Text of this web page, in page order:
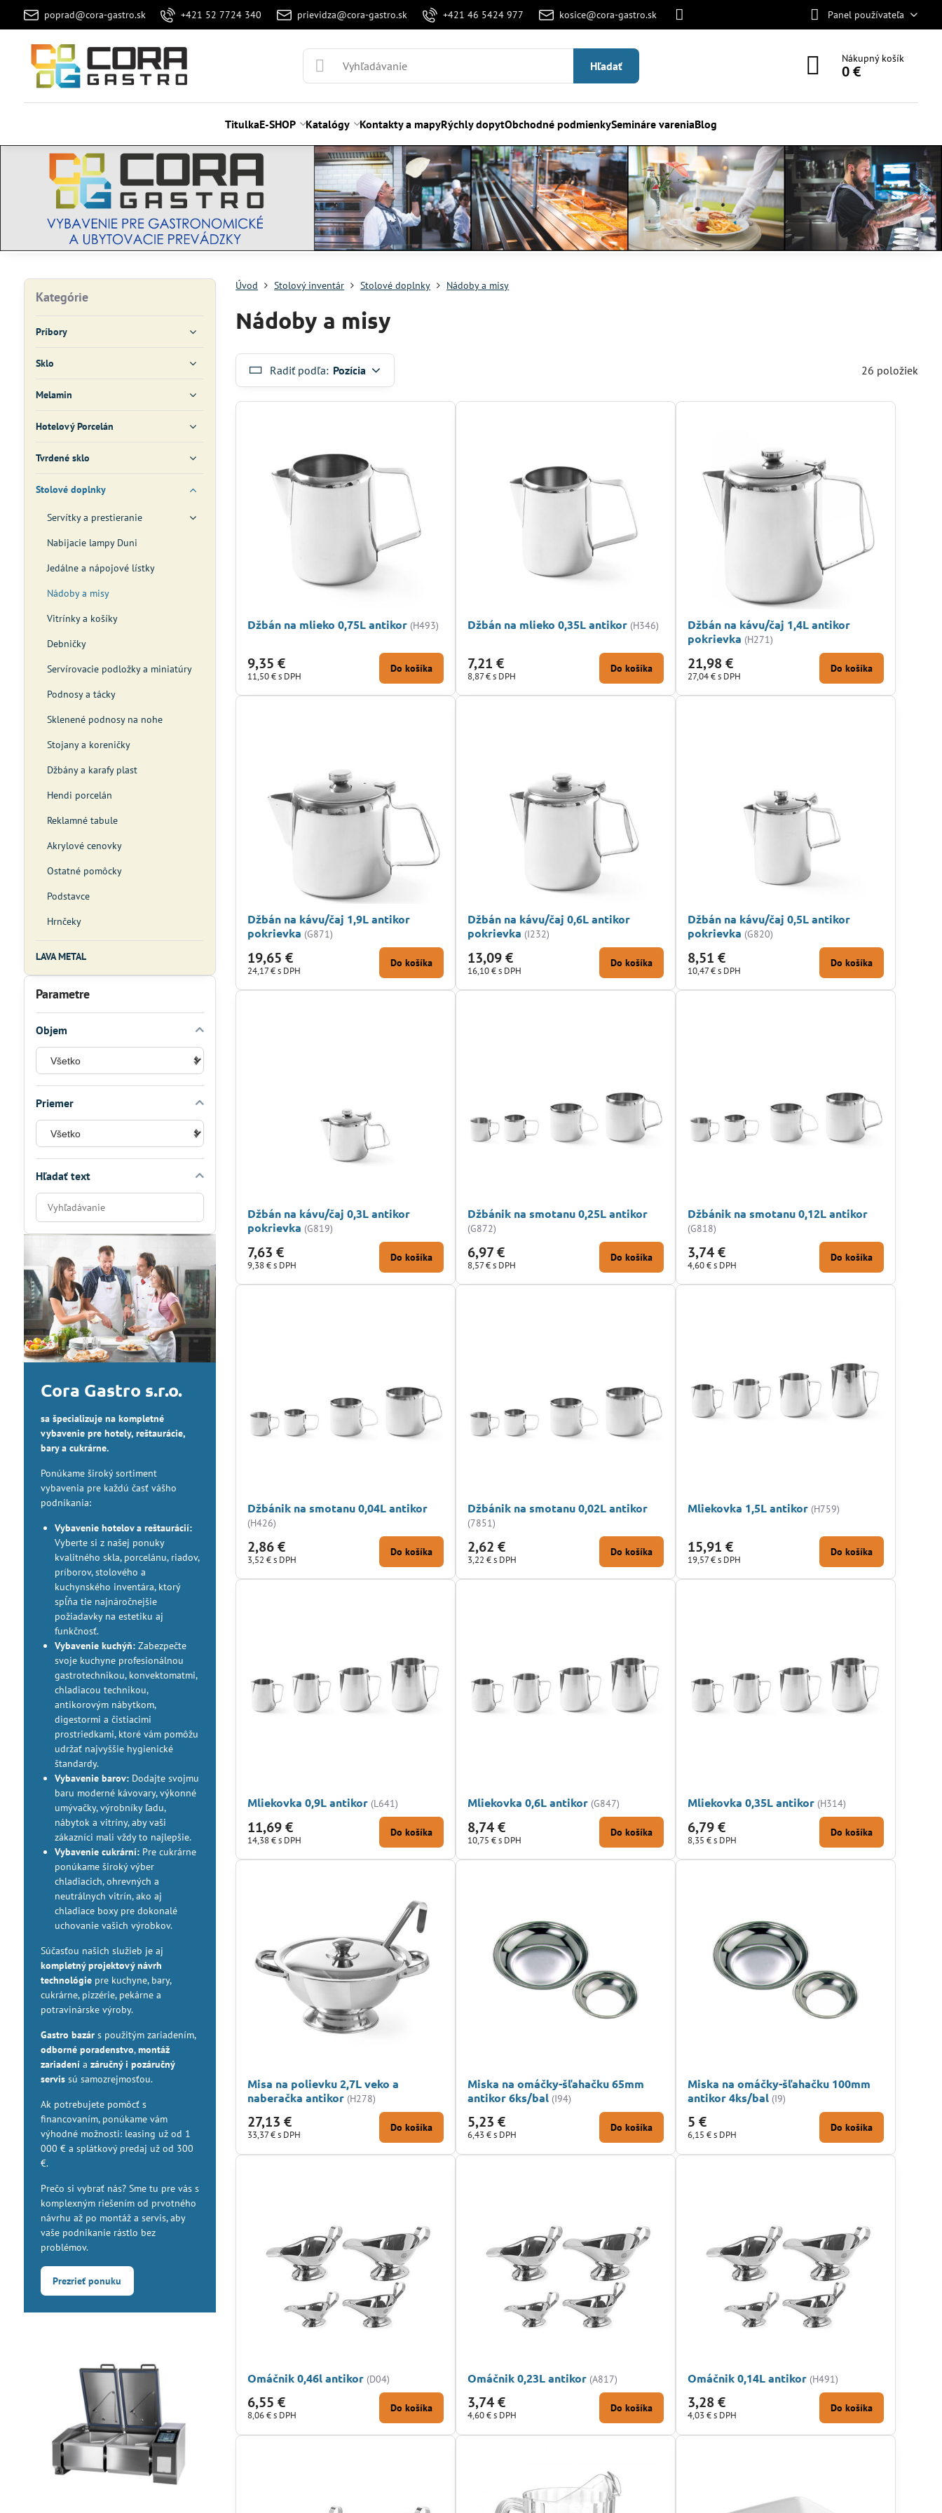
poprad@cora-gastro.sk +421 52 7724 340 prievidza@cora-gastro.sk +421 46 5424 977 kosice@cora-gastro.sk Panel používateľa
Hľadať
Nákupný košík
0 €
TitulkaE-SHOP Katalógy Kontakty a mapyRýchly dopytObchodné podmienkySemináre vareniaBlog
Úvod Stolový inventár Stolové doplnky Nádoby a misy
Nádoby a misy
Radiť podľa: Pozícia 26 položiek
Džbán na mlieko 0,75L antikor (H493)
9,35 €
11,50 €s DPH
Do košíka
Džbán na mlieko 0,35L antikor (H346)
7,21 €
8,87 €s DPH
Do košíka
Džbán na kávu/čaj 1,4L antikor
pokrievka (H271)
21,98 €
27,04 €s DPH
Do košíka
Džbán na kávu/čaj 1,9L antikor
pokrievka (G871)
19,65 €
24,17 €s DPH
Do košíka
Džbán na kávu/čaj 0,6L antikor
pokrievka (I232)
13,09 €
16,10 €s DPH
Do košíka
Džbán na kávu/čaj 0,5L antikor
pokrievka (G820)
8,51 €
10,47 €s DPH
Do košíka
Džbán na kávu/čaj 0,3L antikor
pokrievka (G819)
7,63 €
9,38 €s DPH
Do košíka
Džbánik na smotanu 0,25L antikor
(G872)
6,97 €
8,57 €s DPH
Do košíka
Džbánik na smotanu 0,12L antikor
(G818)
3,74 €
4,60 €s DPH
Do košíka
Džbánik na smotanu 0,04L antikor
(H426)
2,86 €
3,52 €s DPH
Do košíka
Džbánik na smotanu 0,02L antikor
(7851)
2,62 €
3,22 €s DPH
Do košíka
Mliekovka 1,5L antikor (H759)
15,91 €
19,57 €s DPH
Do košíka
Mliekovka 0,9L antikor (L641)
11,69 €
14,38 €s DPH
Do košíka
Mliekovka 0,6L antikor (G847)
8,74 €
10,75 €s DPH
Do košíka
Mliekovka 0,35L antikor (H314)
6,79 €
8,35 €s DPH
Do košíka
Misa na polievku 2,7L veko a
naberačka antikor (H278)
27,13 €
33,37 €s DPH
Do košíka
Miska na omáčky-šľahačku 65mm
antikor 6ks/bal (I94)
5,23 €
6,43 €s DPH
Do košíka
Miska na omáčky-šľahačku 100mm
antikor 4ks/bal (I9)
5 €
6,15 €s DPH
Do košíka
Omáčnik 0,46l antikor (D04)
6,55 €
8,06 €s DPH
Do košíka
Omáčnik 0,23L antikor (A817)
3,74 €
4,60 €s DPH
Do košíka
Omáčnik 0,14L antikor (H491)
3,28 €
4,03 €s DPH
Do košíka
Parametre
Objem
Priemer
Hľadať text
Prehľadať
výsledky
filtra
Kategórie
Príbory
Sklo
Melamin
Hotelový Porcelán
Tvrdené sklo
Stolové doplnky
Servítky a prestieranie
Nabijacie lampy Duni
Jedálne a nápojové lístky
Nádoby a misy
Vitrínky a košíky
Debničky
Servírovacie podložky a miniatúry
Podnosy a tácky
Sklenené podnosy na nohe
Stojany a koreničky
Džbány a karafy plast
Hendi porcelán
Reklamné tabule
Akrylové cenovky
Ostatné pomôcky
Podstavce
Hrnčeky
LAVA METAL
Cora Gastro s.r.o.
sa špecializuje na kompletné
vybavenie pre hotely, reštaurácie,
bary a cukrárne.
Ponúkame široký sortiment
vybavenia pre každú časť vášho
podnikania:
Vybavenie hotelov a reštaurácií:
Vyberte si z našej ponuky
kvalitného skla, porcelánu, riadov,
príborov, stolového a
kuchynského inventára, ktorý
spĺňa tie najnáročnejšie
požiadavky na estetiku aj
funkčnosť.
Vybavenie kuchýň:Zabezpečte
svoje kuchyne profesionálnou
gastrotechnikou, konvektomatmi,
chladiacou technikou,
antikorovým nábytkom,
digestormi a čistiacimi
prostriedkami, ktoré vám pomôžu
udržať najvyššie hygienické
štandardy.
Vybavenie barov:Dodajte svojmu
baru moderné kávovary, výkonné
umývačky, výrobníky ľadu,
nábytok a vitríny, aby vaši
zákazníci mali vždy to najlepšie.
Vybavenie cukrární:Pre cukrárne
ponúkame široký výber
chladiacich, ohrevných a
neutrálnych vitrín, ako aj
chladiace boxy pre dokonalé
uchovanie vašich výrobkov.
Súčasťou našich služieb je aj
kompletný projektový návrh
technológiepre kuchyne, bary,
cukrárne, pizzérie, pekárne a
potravinárske výroby.
Gastro bazárs použitým zariadením,
odborné poradenstvo,montáž
zariadenía záručný i pozáručný
servissú samozrejmosťou.
Ak potrebujete pomôcť s
financovaním, ponúkame vám
výhodné možnosti: leasing už od 1
000 € a splátkový predaj už od 300
€.
Prečo si vybrať nás? Sme tu pre vás s
komplexným riešením od prvotného
návrhu až po montáž a servis, aby
vaše podnikanie rástlo bez
problémov.
Prezrieť ponuku